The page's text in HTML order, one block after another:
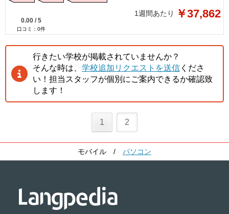
0.00 / 5
口コミ： 0件
1週間あたり ￥37,862
行きたい学校が掲載されていませんか？
そんな時は、 学校追加リクエストを送信 くださ
い！担当スタッフが個別にご案内できるか確認致
します！
1 2
モバイル / パソコン